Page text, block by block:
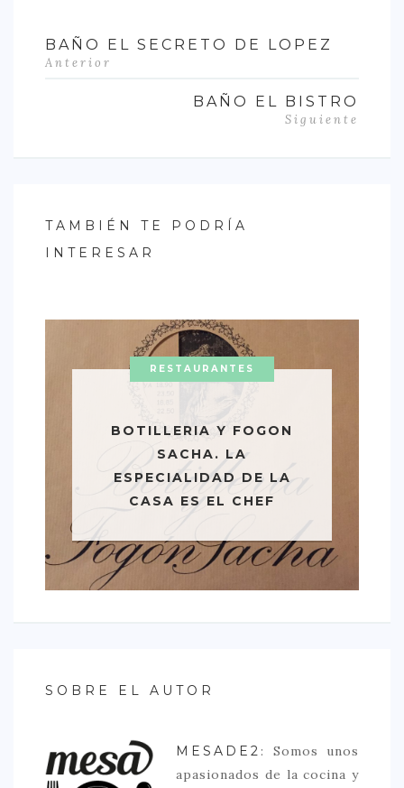
BAÑO EL SECRETO DE LOPEZ
Anterior
BAÑO EL BISTRO
Siguiente
TAMBIÉN TE PODRÍA
INTERESAR
RESTAURANTES
BOTILLERIA Y FOGON
SACHA. LA
ESPECIALIDAD DE LA
CASA ES EL CHEF
SOBRE EL AUTOR
MESADE2: Somos unos
apasionados de la cocina y